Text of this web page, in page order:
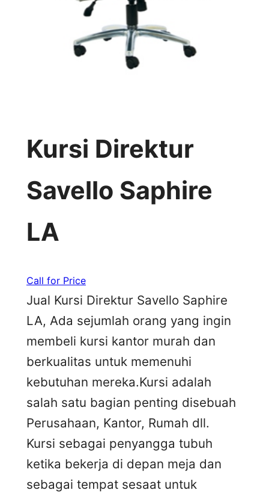
Kursi Direktur
Savello Saphire
LA
Call for Price
Jual Kursi Direktur Savello Saphire
LA, Ada sejumlah orang yang ingin
membeli kursi kantor murah dan
berkualitas untuk memenuhi
kebutuhan mereka.Kursi adalah
salah satu bagian penting disebuah
Perusahaan, Kantor, Rumah dll.
Kursi sebagai penyangga tubuh
ketika bekerja di depan meja dan
sebagai tempat sesaat untuk